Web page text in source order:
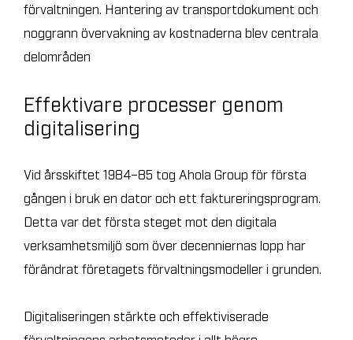
förvaltningen. Hantering av transportdokument och
noggrann övervakning av kostnaderna blev centrala
delområden
Effektivare processer genom
digitalisering
Vid årsskiftet 1984–85 tog Ahola Group för första
gången i bruk en dator och ett faktureringsprogram.
Detta var det första steget mot den digitala
verksamhetsmiljö som över decenniernas lopp har
förändrat företagets förvaltningsmodeller i grunden.
Digitaliseringen stärkte och effektiviserade